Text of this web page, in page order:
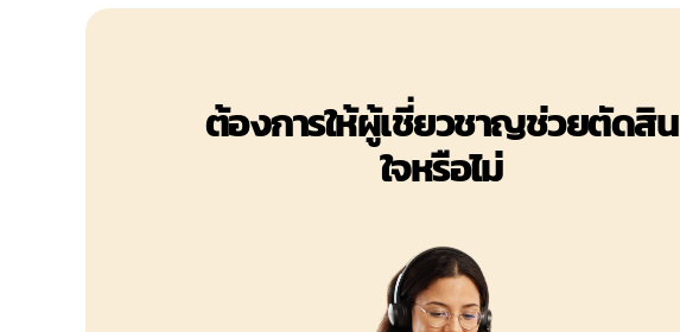
ต้องการให้ผู้เชี่ยวชาญช่วยตัดสิน
ใจหรือไม่